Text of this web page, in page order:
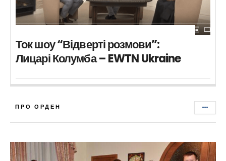
Ток шоу “Відверті розмови”:
Лицарі Колумба – EWTN Ukraine
ПРО ОРДЕН